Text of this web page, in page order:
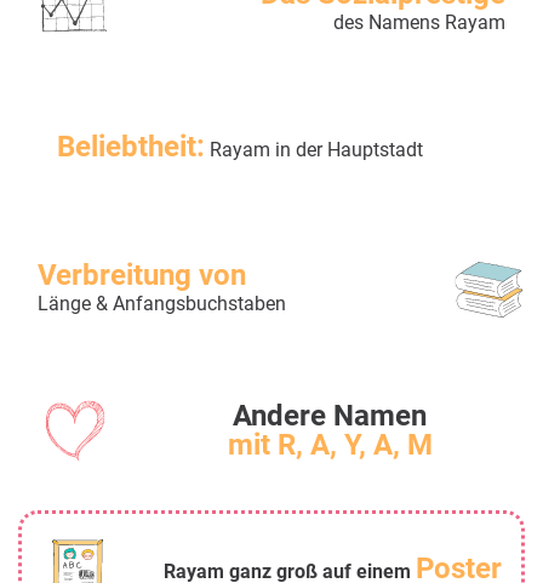
des Namens Rayam
Beliebtheit: Rayam in der Hauptstadt
Verbreitung von
Länge & Anfangsbuchstaben
Andere Namen
mit R, A, Y, A, M
Rayam ganz groß auf einem Poster